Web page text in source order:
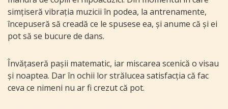
simțiseră vibrația muzicii în podea, la antrenamente,
începuseră să creadă ce le spusese ea, și anume că și ei
pot să se bucure de dans.
Învățaseră pașii matematic, iar miscarea scenică o visau
și noaptea. Dar în ochii lor strălucea satisfacția că fac
ceva ce nimeni nu ar fi crezut că pot.